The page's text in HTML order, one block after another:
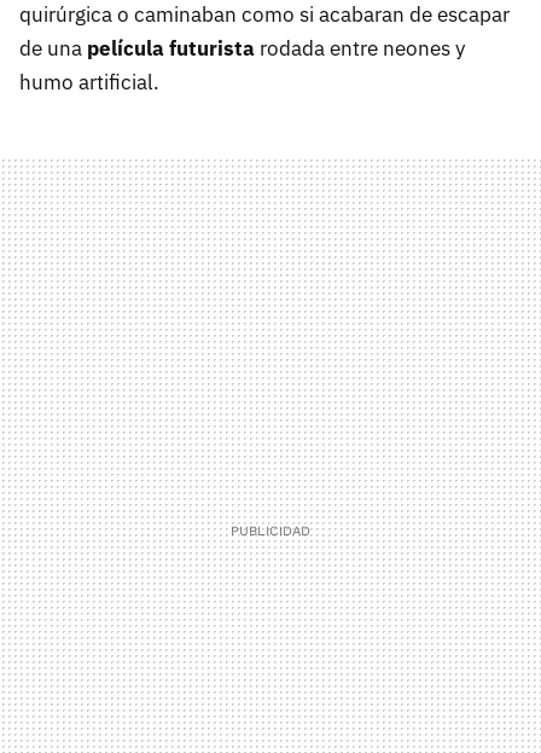
quirúrgica o caminaban como si acabaran de escapar
de una película futurista rodada entre neones y
humo artificial.